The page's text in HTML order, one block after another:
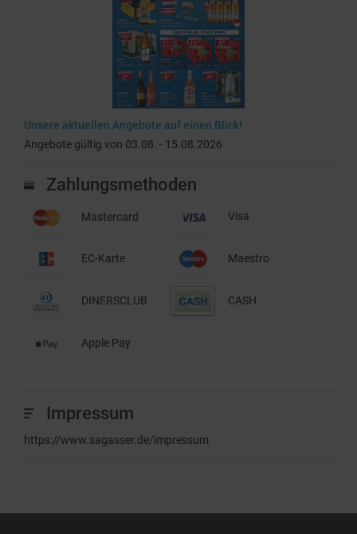
Unsere aktuellen Angebote auf einen Blick!
Angebote gültig von 03.08. - 15.08.2026
Zahlungsmethoden
Mastercard Visa
EC-Karte Maestro
DINERSCLUB CASH
Apple Pay
Impressum
https://www.sagasser.de/impressum